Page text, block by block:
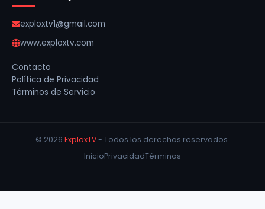
exploxtv1@gmail.com
www.exploxtv.com
Contacto
Política de Privacidad
Términos de Servicio
© 2026 ExploxTV- Todos los derechos reservados.
InicioPrivacidadTérminos